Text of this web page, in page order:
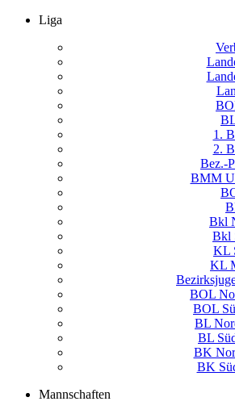
Liga
1.
2.
Bez.-
BMM
Bkl
Bkl
KL
KL
BOL
BOL
BL
BL
BK
BK
Mannschaften